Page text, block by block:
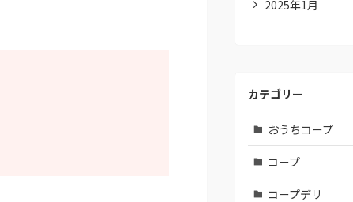
2025年1月
カテゴリー
おうちコープ
コープ
コープデリ